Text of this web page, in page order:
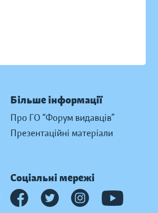
Більше інформації
Про ГО “Форум видавців”
Презентаційні матеріали
Соціальні мережі